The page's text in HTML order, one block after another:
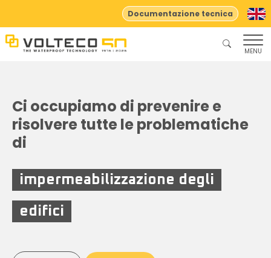
Documentazione tecnica
MENU
Ci occupiamo di prevenire e
risolvere tutte le problematiche
di
impermeabilizzazione degli
edifici